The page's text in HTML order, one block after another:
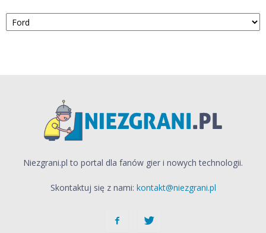
Kategorie
Niezgrani.pl to portal dla fanów gier i nowych technologii.
Skontaktuj się z nami: kontakt@niezgrani.pl